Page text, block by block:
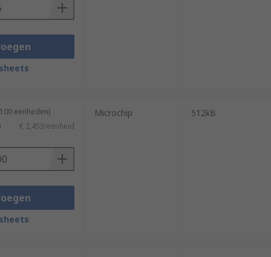
eenheden)
€ 2,453/eenheid
Microchip 512kB